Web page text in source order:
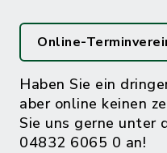
Online-
Haben Sie ein
aber online keinen
Sie uns gerne unter
04832 6065 0 an!